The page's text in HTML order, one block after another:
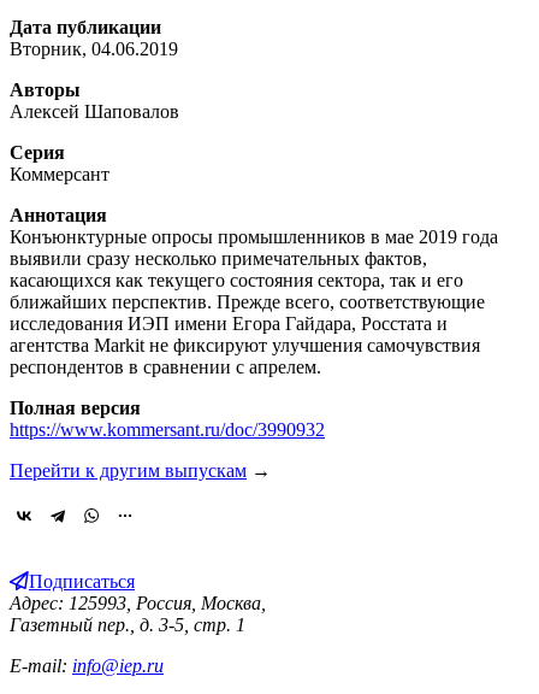
Дата публикации
Вторник, 04.06.2019
Авторы
Алексей Шаповалов
Серия
Коммерсант
Аннотация
Конъюнктурные опросы промышленников в мае 2019 года
выявили сразу несколько примечательных фактов,
касающихся как текущего состояния сектора, так и его
ближайших перспектив. Прежде всего, соответствующие
исследования ИЭП имени Егора Гайдара, Росстата и
агентства Markit не фиксируют улучшения самочувствия
респондентов в сравнении с апрелем.
Полная версия
https://www.kommersant.ru/doc/3990932
Перейти к другим выпускам →
Подписаться
Адрес: 125993, Россия, Москва,
Газетный пер., д. 3-5, стр. 1
E-mail: info@iep.ru